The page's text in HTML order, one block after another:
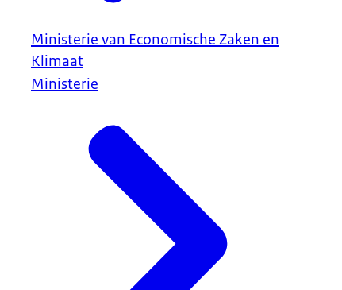
Ministerie van Economische Zaken en
Klimaat
Ministerie